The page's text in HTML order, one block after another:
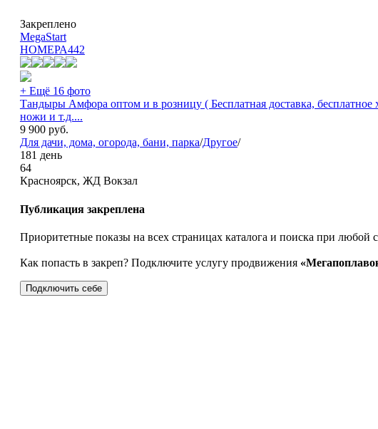
Закреплено
MegaStart
НОМЕРА442
+ Ещё 16 фото
Тандыры Амфора оптом и в розницу ( Бесплатная доставка,
ножи и т.д....
9 900 руб.
Для дачи, дома, огорода, бани, парка/Другое/
181 день
64
Красноярск, ЖД Вокзал
Публикация закреплена
Приоритетные показы на всех страницах каталога и поиска при любой
Как попасть в закреп? Подключите услугу продвижения
Подключить себе